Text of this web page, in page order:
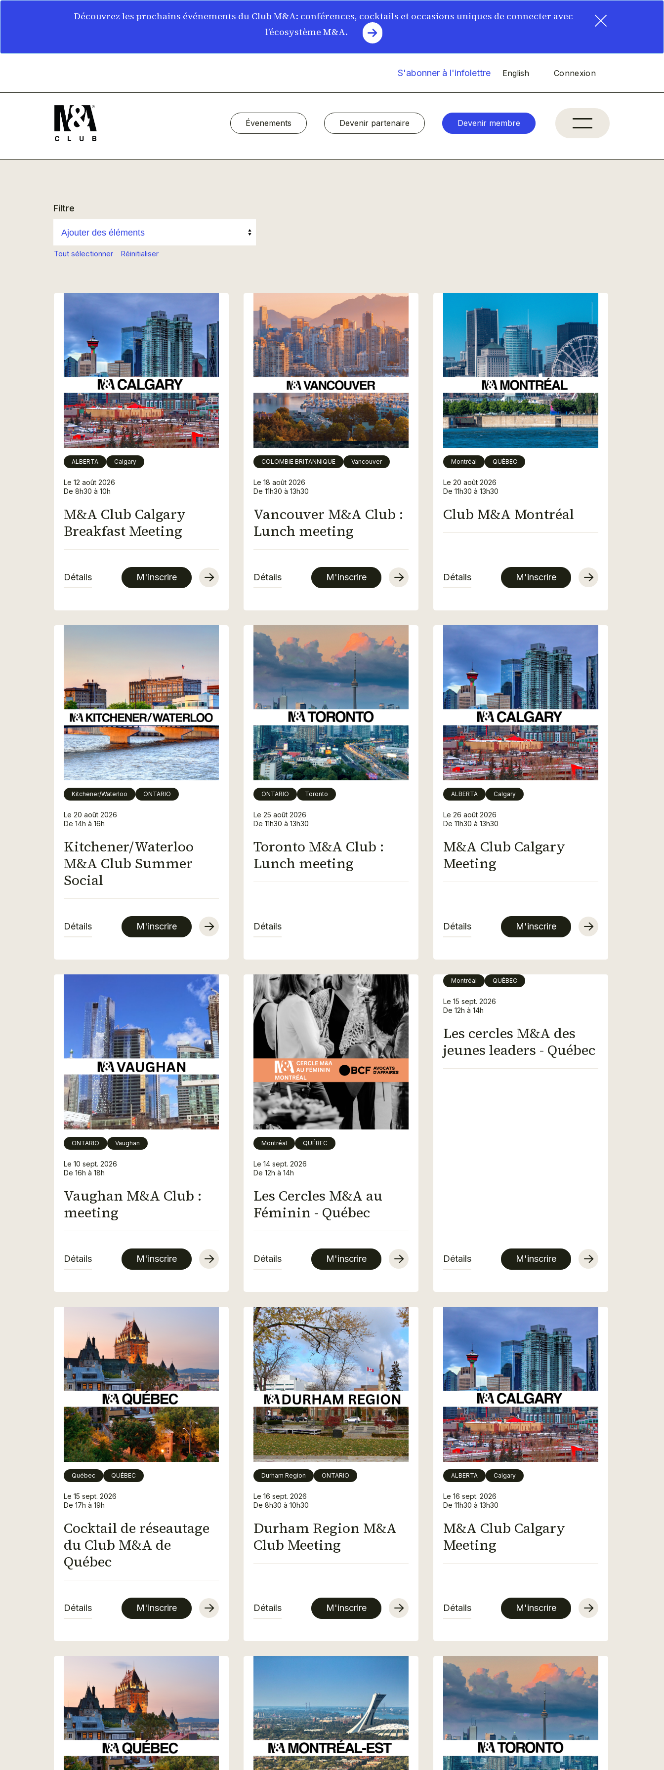
×
Découvrez les prochains événements du Club M&A: conférences, cocktails et occasions uniques de connecter avec
l’écosystème M&A.
S'abonner à l'infolettre English Connexion
Évenements Devenir partenaire Devenir membre
Filtre
Tout sélectionner Réinitialiser
M&A Club Calgary
Breakfast Meeting
Le 12 août 2026
De 8h30 à 10h
ALBERTA Calgary
Détails M'inscrire
Vancouver M&A Club :
Lunch meeting
Le 18 août 2026
De 11h30 à 13h30
COLOMBIE BRITANNIQUE Vancouver
Détails M'inscrire
Club M&A Montréal
Le 20 août 2026
De 11h30 à 13h30
Montréal QUÉBEC
Détails M'inscrire
Kitchener/Waterloo
M&A Club Summer
Social
Le 20 août 2026
De 14h à 16h
Kitchener/Waterloo ONTARIO
Détails M'inscrire
Toronto M&A Club :
Lunch meeting
Le 25 août 2026
De 11h30 à 13h30
ONTARIO Toronto
Détails
M&A Club Calgary
Meeting
Le 26 août 2026
De 11h30 à 13h30
ALBERTA Calgary
Détails M'inscrire
Vaughan M&A Club :
meeting
Le 10 sept. 2026
De 16h à 18h
ONTARIO Vaughan
Détails M'inscrire
Les Cercles M&A au
Féminin - Québec
Le 14 sept. 2026
De 12h à 14h
Montréal QUÉBEC
Détails M'inscrire
Les cercles M&A des
jeunes leaders - Québec
Le 15 sept. 2026
De 12h à 14h
Montréal QUÉBEC
Détails M'inscrire
Cocktail de réseautage
du Club M&A de
Québec
Le 15 sept. 2026
De 17h à 19h
Québec QUÉBEC
Détails M'inscrire
Durham Region M&A
Club Meeting
Le 16 sept. 2026
De 8h30 à 10h30
Durham Region ONTARIO
Détails M'inscrire
M&A Club Calgary
Meeting
Le 16 sept. 2026
De 11h30 à 13h30
ALBERTA Calgary
Détails M'inscrire